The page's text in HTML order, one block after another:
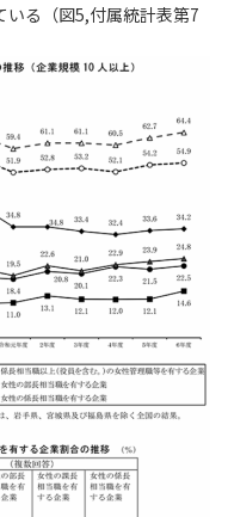
いる（図5,付属統計表第7